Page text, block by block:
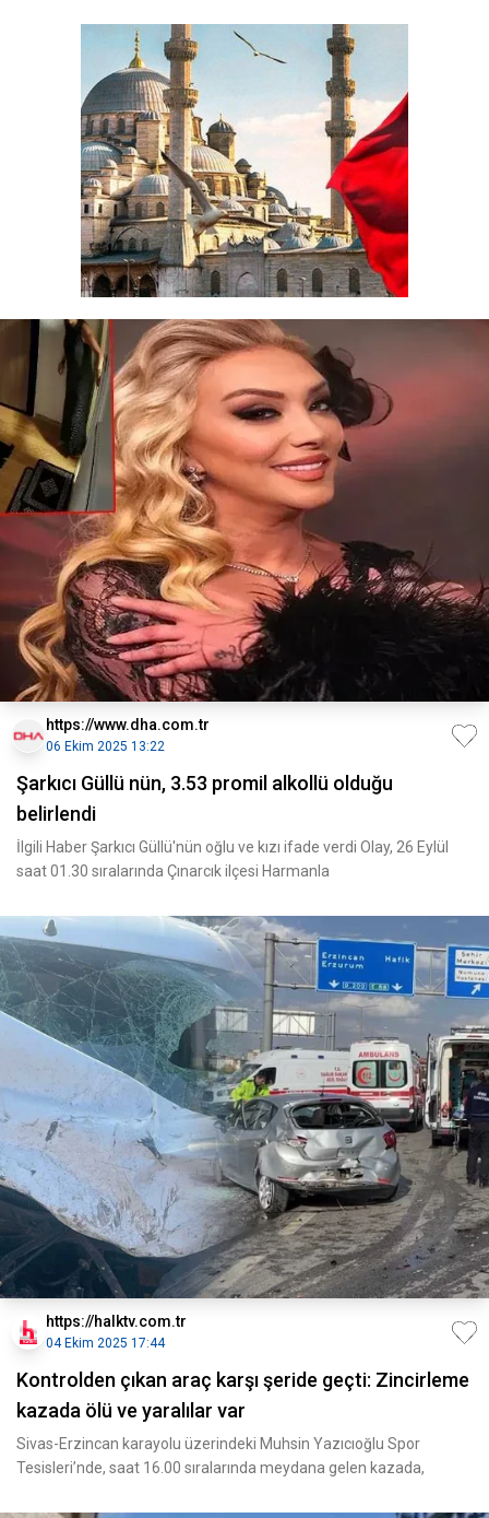
https://www.dha.com.tr
06 Ekim 2025 13:22
Şarkıcı Güllü nün, 3.53 promil alkollü olduğu
belirlendi
İlgili Haber Şarkıcı Güllü'nün oğlu ve kızı ifade verdi Olay, 26 Eylül
saat 01.30 sıralarında Çınarcık ilçesi Harmanla
https://halktv.com.tr
04 Ekim 2025 17:44
Kontrolden çıkan araç karşı şeride geçti: Zincirleme
kazada ölü ve yaralılar var
Sivas-Erzincan karayolu üzerindeki Muhsin Yazıcıoğlu Spor
Tesisleri’nde, saat 16.00 sıralarında meydana gelen kazada,